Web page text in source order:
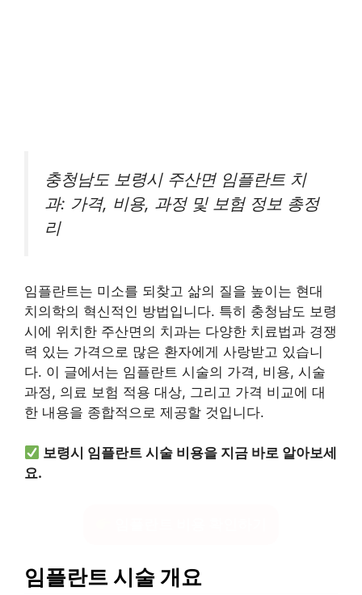
충청남도 보령시 주산면 임플란트 치
과: 가격, 비용, 과정 및 보험 정보 총정
리
임플란트는 미소를 되찾고 삶의 질을 높이는 현대
치의학의 혁신적인 방법입니다. 특히 충청남도 보령
시에 위치한 주산면의 치과는 다양한 치료법과 경쟁
력 있는 가격으로 많은 환자에게 사랑받고 있습니
다. 이 글에서는 임플란트 시술의 가격, 비용, 시술
과정, 의료 보험 적용 대상, 그리고 가격 비교에 대
한 내용을 종합적으로 제공할 것입니다.
보령시 임플란트 시술 비용을 지금 바로 알아보세
요.
임플란트 시술 개요